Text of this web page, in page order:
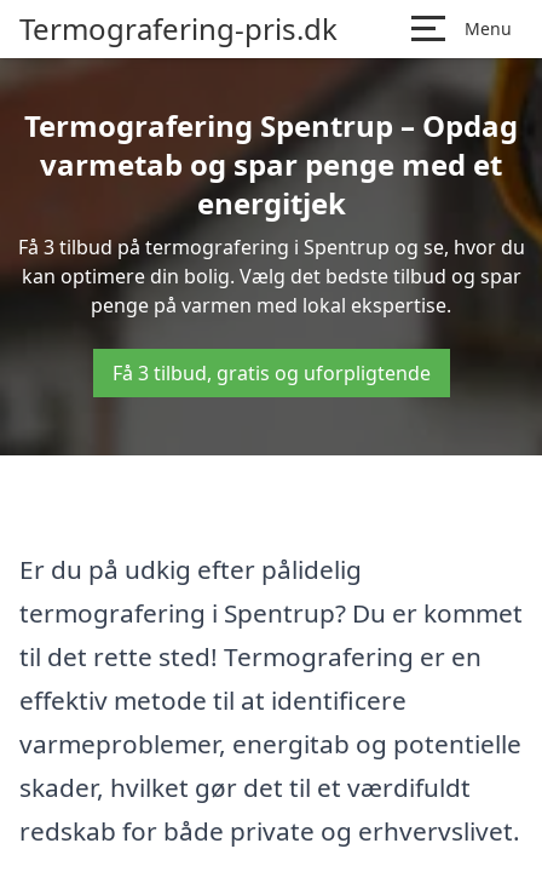
Termografering-pris.dk Menu
Termografering Spentrup – Opdag
varmetab og spar penge med et
energitjek
Få 3 tilbud på termografering i Spentrup og se, hvor du
kan optimere din bolig. Vælg det bedste tilbud og spar
penge på varmen med lokal ekspertise.
Få 3 tilbud, gratis og uforpligtende
Er du på udkig efter pålidelig
termografering i Spentrup? Du er kommet
til det rette sted! Termografering er en
effektiv metode til at identificere
varmeproblemer, energitab og potentielle
skader, hvilket gør det til et værdifuldt
redskab for både private og erhvervslivet.